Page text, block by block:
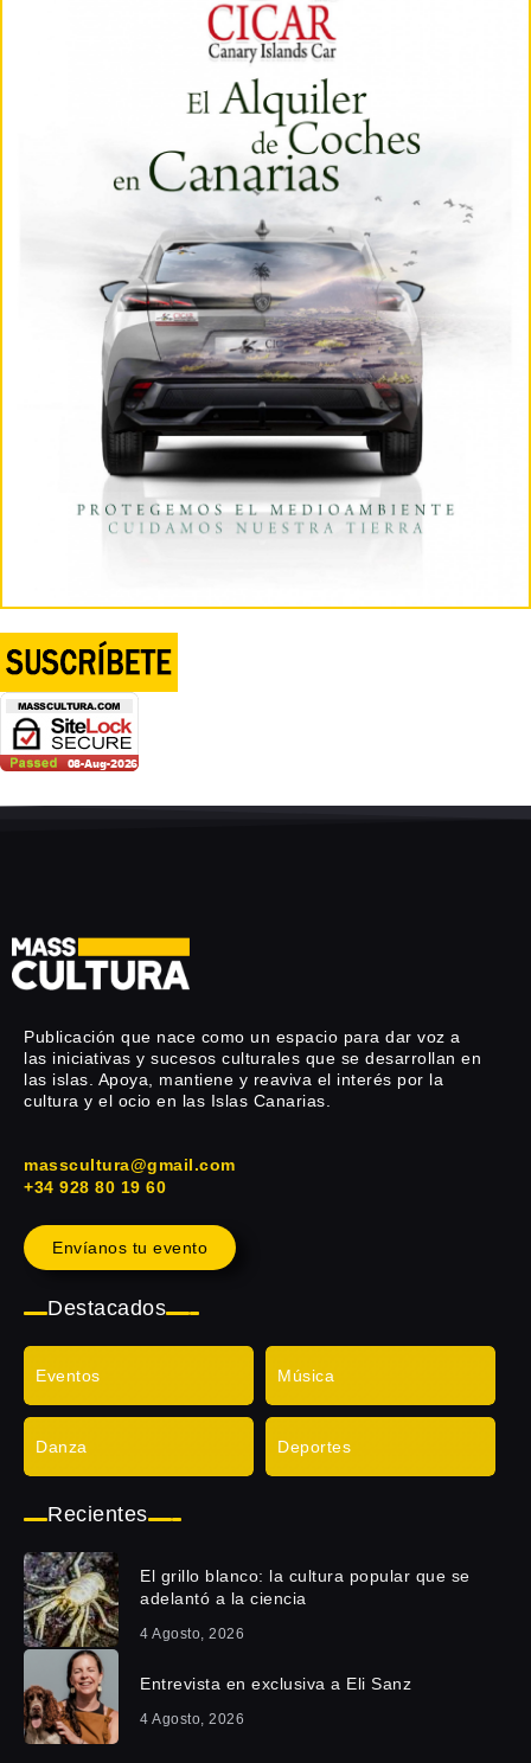
Publicación que nace como un espacio para dar voz a
las iniciativas y sucesos culturales que se desarrollan en
las islas. Apoya, mantiene y reaviva el interés por la
cultura y el ocio en las Islas Canarias.
masscultura@gmail.com
+34 928 80 19 60
Envíanos tu evento
Destacados
Eventos Música
Danza Deportes
Recientes
El grillo blanco: la cultura popular que se
adelantó a la ciencia
4 Agosto, 2026
Entrevista en exclusiva a Eli Sanz
4 Agosto, 2026